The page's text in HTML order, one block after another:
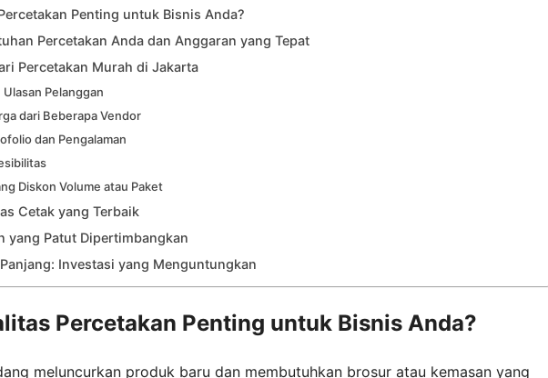
Penting untuk Bisnis Anda?
Percetakan Anda dan Anggaran yang Tepat
Percetakan Murah di Jakarta
Pelanggan
dari Beberapa Vendor
dan Pengalaman
Diskon Volume atau Paket
Cetak yang Terbaik
yang Patut Dipertimbangkan
Investasi yang Menguntungkan
Percetakan Penting untuk Bisnis Anda?
meluncurkan produk baru dan membutuhkan brosur atau kemasan yang